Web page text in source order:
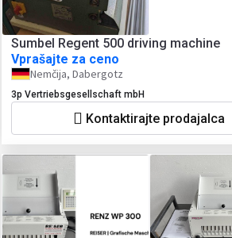
Sumbel Regent 500 driving machine
Vprašajte za ceno
Nemčija, Dabergotz
3p Vertriebsgesellschaft mbH
Kontaktirajte prodajalca